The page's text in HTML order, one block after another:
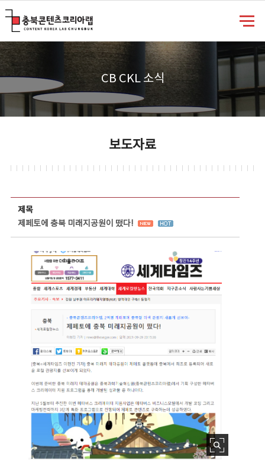
CB CKL 소식
보도자료
제목
제페토에 충북 미래지공원이 떴다!